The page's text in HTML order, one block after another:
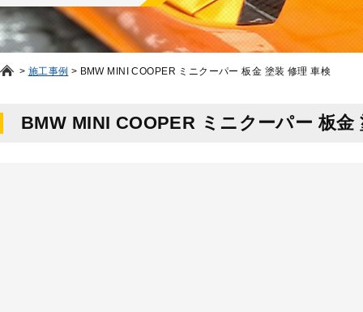
> 施工事例 > BMW MINI COOPER ミニクーパー 板金 塗装 修理 車検
BMW MINI COOPER ミニクーパー 板金